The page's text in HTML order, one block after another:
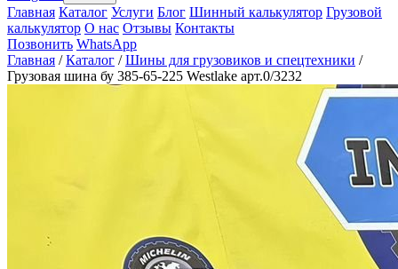
Главная Каталог Услуги Блог Шинный калькулятор Грузовой
калькулятор О нас Отзывы Контакты
Позвонить WhatsApp
Главная / Каталог / Шины для грузовиков и спецтехники /
Грузовая шина бу 385-65-225 Westlake арт.0/3232